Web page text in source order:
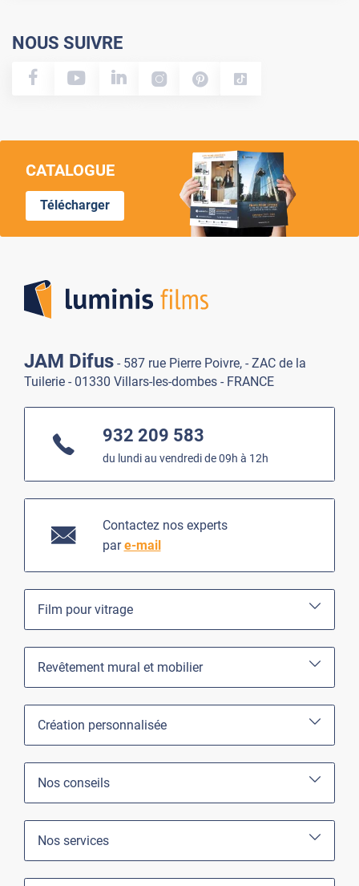
NOUS SUIVRE
CATALOGUE
Télécharger
JAM Difus - 587 rue Pierre Poivre, - ZAC de la
Tuilerie - 01330 Villars-les-dombes - FRANCE
932 209 583
du lundi au vendredi de 09h à 12h
Contactez nos experts
pare-mail
Film pour vitrage
Revêtement mural et mobilier
Création personnalisée
Nos conseils
Nos services